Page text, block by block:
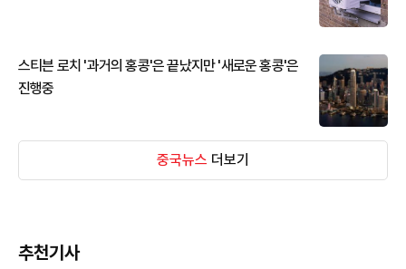
스티븐 로치 '과거의 홍콩'은 끝났지만 '새로운 홍콩'은
진행중
중국뉴스 더보기
추천기사